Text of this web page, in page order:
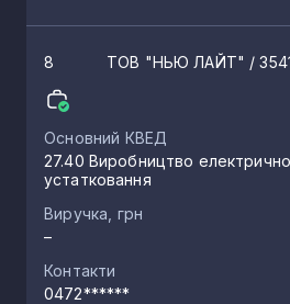
8 ТОВ "НЬЮ ЛАЙТ" /
Основний КВЕД
27.40 Виробництво
устатковання
Виручка, грн
–
Контакти
0472******